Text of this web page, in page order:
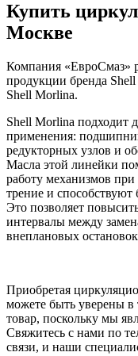
Купить
Москве
Компания «ЕвроСмаз»
продукции бренда
Shell Morlina.
Shell Morlina подходит
применения:
редукторных узлов и
Масла этой линейки
работу механизмов
трение и способствуют
Это позволяет
интервалы между
внеплановых
Приобретая
можете быть уверены в
товар, поскольку мы
Свяжитесь с нами по
связи, и наши